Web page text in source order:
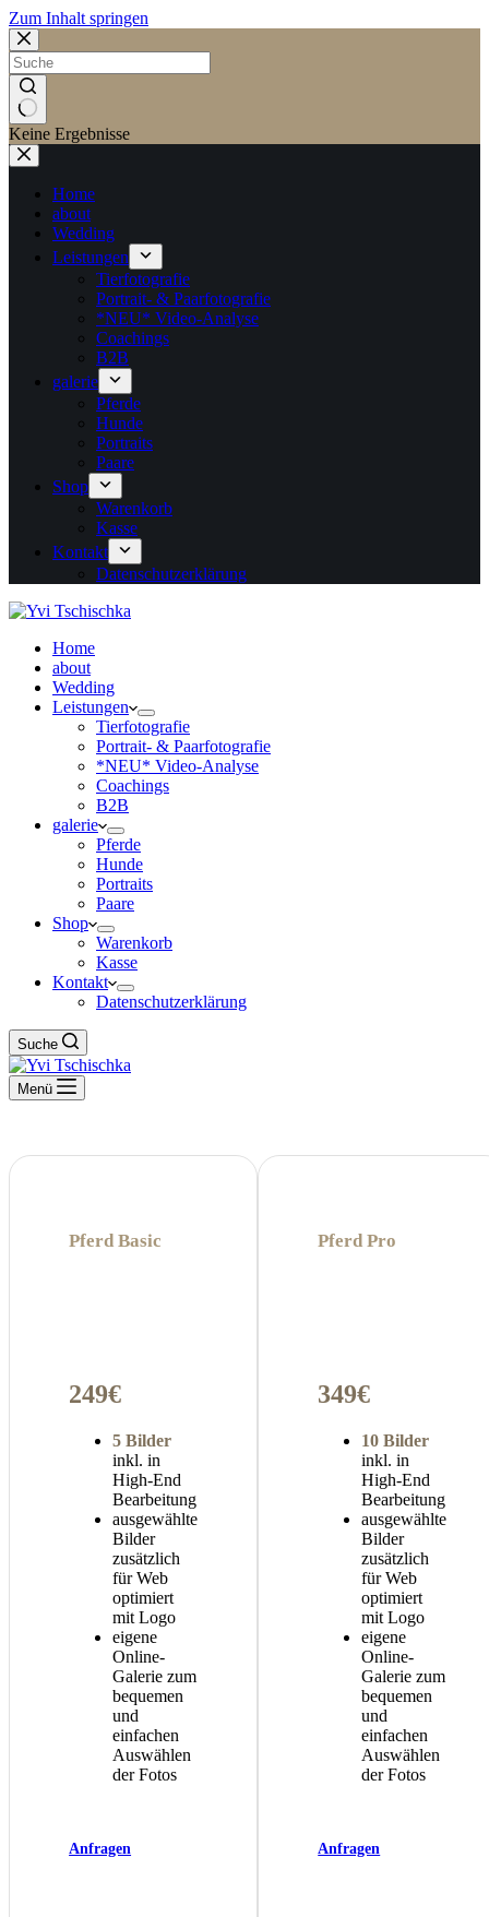
Zum Inhalt springen
Keine Ergebnisse
Home
about
Wedding
Leistungen
Tierfotografie
Portrait- & Paarfotografie
*NEU* Video-Analyse
Coachings
B2B
galerie
Pferde
Hunde
Portraits
Paare
Shop
Warenkorb
Kasse
Kontakt
Datenschutzerklärung
Home
about
Wedding
Leistungen
Tierfotografie
Portrait- & Paarfotografie
*NEU* Video-Analyse
Coachings
B2B
galerie
Pferde
Hunde
Portraits
Paare
Shop
Warenkorb
Kasse
Kontakt
Datenschutzerklärung
Suche
Menü
Pferd Basic
249€
5 Bilder
inkl. in
High-End
Bearbeitung
ausgewählte
Bilder
zusätzlich
für Web
optimiert
mit Logo
eigene
Online-
Galerie zum
bequemen
und
einfachen
Auswählen
der Fotos
Anfragen
Pferd Pro
349€
10 Bilder
inkl. in
High-End
Bearbeitung
ausgewählte
Bilder
zusätzlich
für Web
optimiert
mit Logo
eigene
Online-
Galerie zum
bequemen
und
einfachen
Auswählen
der Fotos
Anfragen